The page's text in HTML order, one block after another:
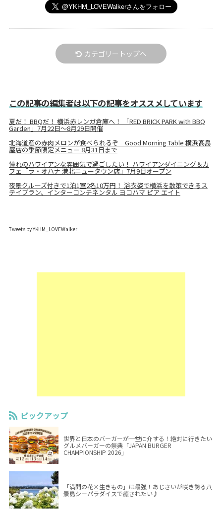
カテゴリートップへ
この記事の編集者は以下の記事をオススメしています
夏だ！ BBQだ！ 横浜赤レンガ倉庫へ！ 「RED BRICK PARK with BBQ
Garden」7月22日～8月29日開催
北海道産の赤肉メロンが食べられるぞ Good Morning Table 横浜髙島
屋店の季節限定メニュー 8月31日まで
憧れのハワイアンな雰囲気で過ごしたい！ ハワイアンダイニング＆カ
フェ「ラ・オハナ 港北ニュータウン店」7月9日オープン
夜景クルーズ付きで1泊1室2名10万円！ 浴衣姿で横浜を散策できるス
テイプラン、インターコンチネンタル ヨコハマ ピア エイト
Tweets by YKHM_LOVEWalker
ピックアップ
世界と日本のバーガーが一堂に介する！絶対に行きたい
グルメバーガーの祭典「JAPAN BURGER
CHAMPIONSHIP 2026」
「満開の花×生きもの」は最強！あじさいが咲き誇る八
景島シーパラダイスで癒されたい♪